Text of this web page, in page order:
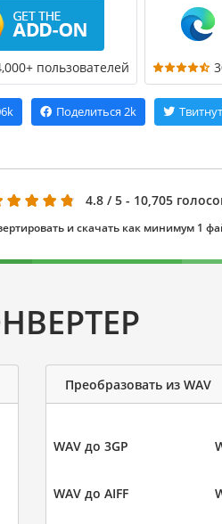
пользователей
Поделиться 2k
4.8 / 5 - 10,705
и скачать как минимум 1
Преобразовать из WAV
WAV до 3GP
WAV до AIFF